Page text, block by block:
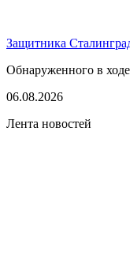
Защитника
Обнаруженного в
06.08.2026
Лента новостей